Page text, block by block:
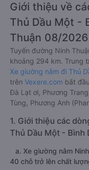
Giới thiệu về
Thủ Dầu Một -
Thuận 08/2026
Tuyến đường Ninh
khoảng 294 km. Trung
Xe giường nằm đi Thủ
trên Vexere.com bắt
Đà Lạt ơi, Phương
Tùng, Phương Anh
1. Giới thiệu các
Thủ Dầu Một - Bình
a. Xe giường nằm
40 chỗ trở lên chất